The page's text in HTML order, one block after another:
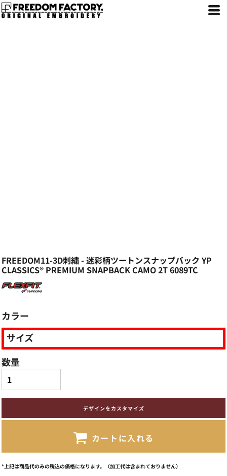
FREEDOM11-3D刺繍 - 迷彩柄ツートンスナップバック YP
CLASSICS® PREMIUM SNAPBACK CAMO 2T 6089TC
カラー
サイズ
数量
デザインをカスタマイズ
カートに入れる
*上記は商品代のみの税込の価格になります。（加工代は含まれておりません）